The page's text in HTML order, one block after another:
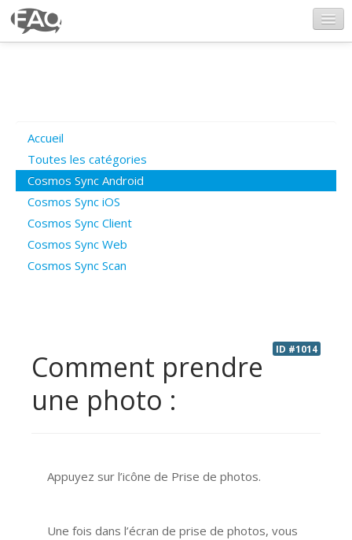
Poser une question
Questions ouvertes
Connexion
Accueil
Toutes les catégories
Cosmos Sync Android
Cosmos Sync iOS
Cosmos Sync Client
Cosmos Sync Web
Cosmos Sync Scan
ID #1014
Comment prendre
une photo :
Appuyez sur l’icône de Prise de photos.
Une fois dans l’écran de prise de photos, vous